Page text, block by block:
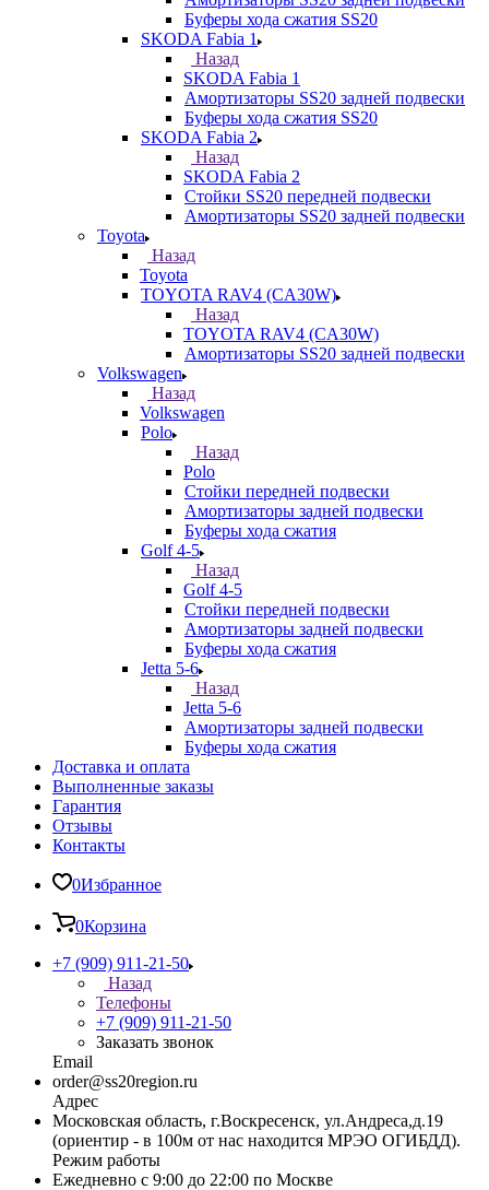
Буферы хода сжатия SS20
SKODA Fabia 1
Назад
SKODA Fabia 1
Амортизаторы SS20 задней подвески
Буферы хода сжатия SS20
SKODA Fabia 2
Назад
SKODA Fabia 2
Стойки SS20 передней подвески
Амортизаторы SS20 задней подвески
Toyota
Назад
Toyota
TOYOTA RAV4 (CA30W)
Назад
TOYOTA RAV4 (CA30W)
Амортизаторы SS20 задней подвески
Volkswagen
Назад
Volkswagen
Polo
Назад
Polo
Стойки передней подвески
Амортизаторы задней подвески
Буферы хода сжатия
Golf 4-5
Назад
Golf 4-5
Стойки передней подвески
Амортизаторы задней подвески
Буферы хода сжатия
Jetta 5-6
Назад
Jetta 5-6
Амортизаторы задней подвески
Буферы хода сжатия
Доставка и оплата
Выполненные заказы
Гарантия
Отзывы
Контакты
0Избранное
0Корзина
+7 (909) 911-21-50
Назад
Телефоны
+7 (909) 911-21-50
Заказать звонок
Email
order@ss20region.ru
Адрес
Московская область, г.Воскресенск, ул.Андреса,д.19
(ориентир - в 100м от нас находится МРЭО ОГИБДД).
Режим работы
Ежедневно с 9:00 до 22:00 по Москве